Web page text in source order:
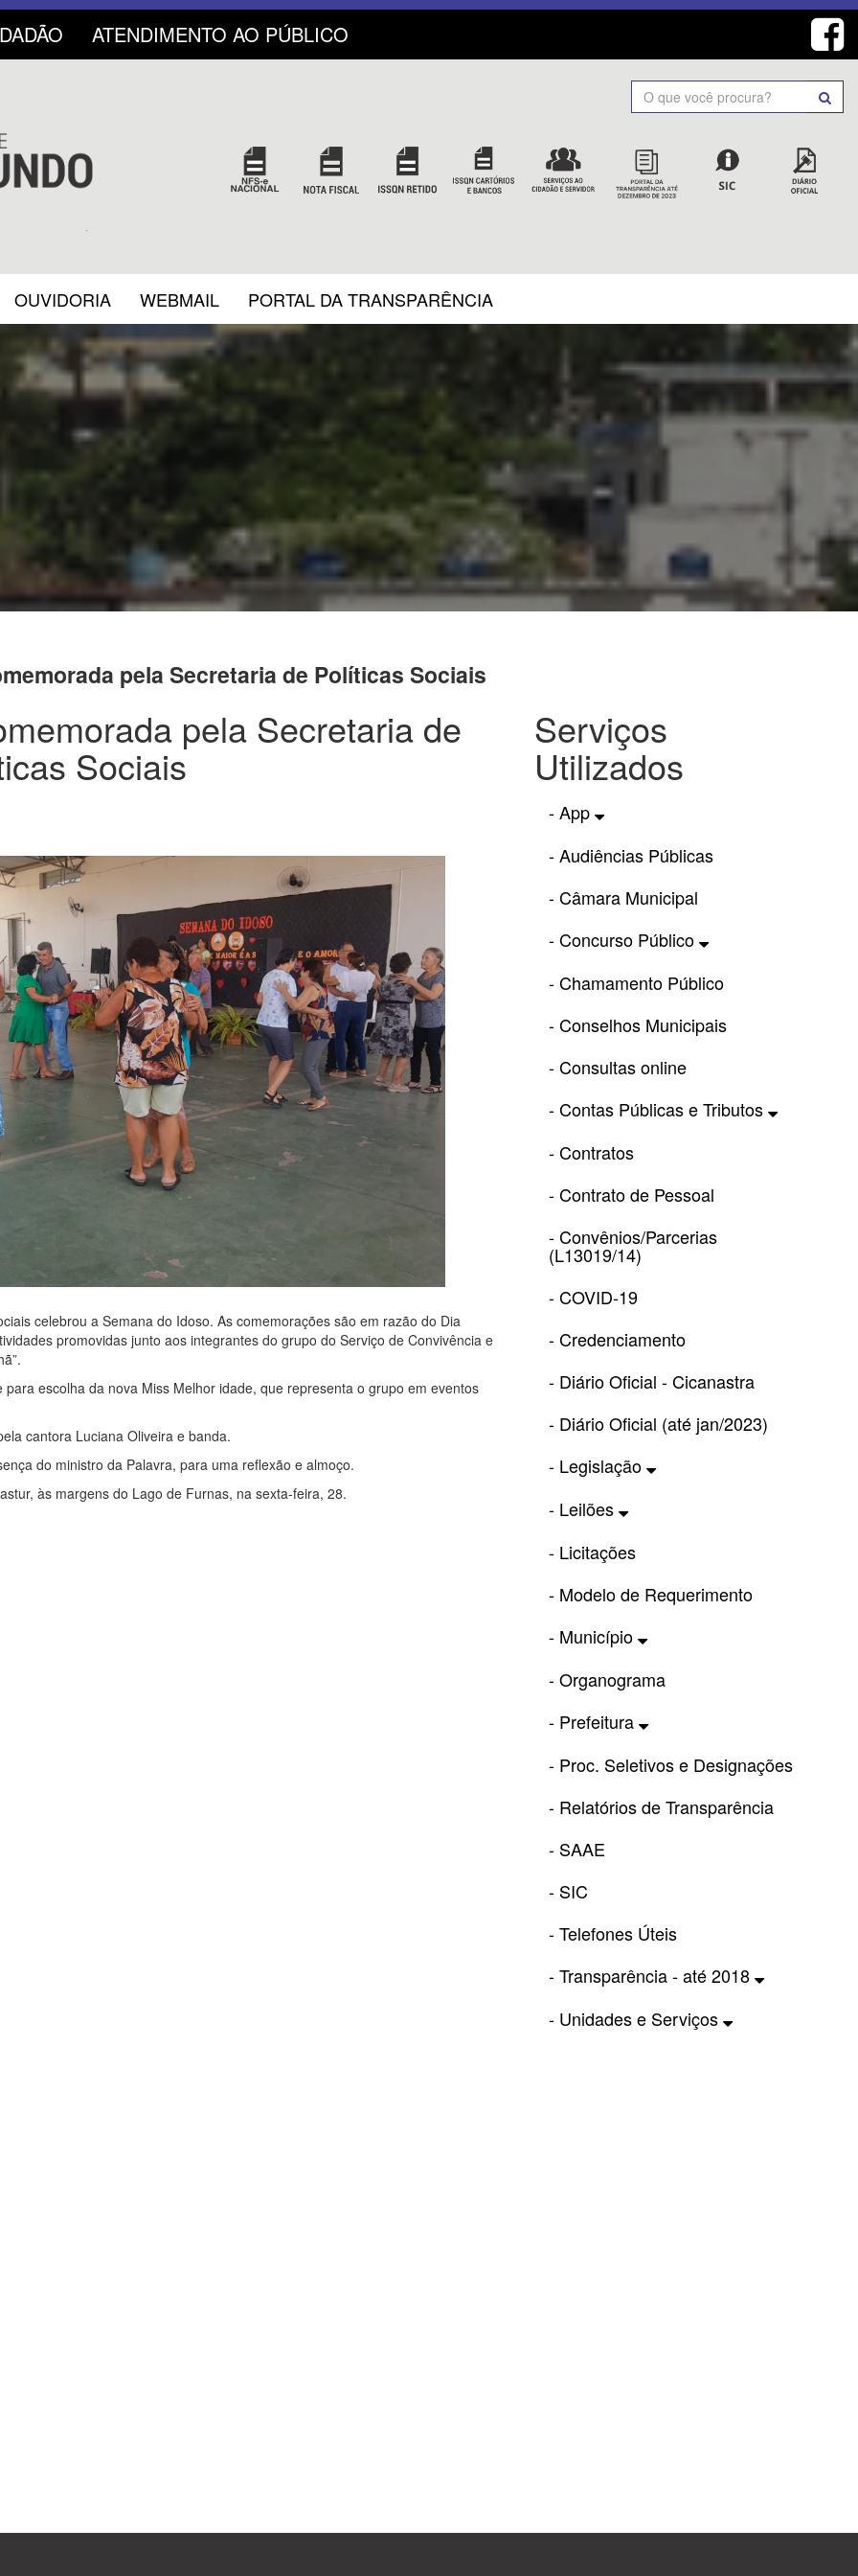
ATENDIMENTO AO PÚBLICO
Search
OUVIDORIA WEBMAIL PORTAL DA TRANSPARÊNCIA
pela Secretaria de Políticas Sociais
pela Secretaria de
Sociais
celebrou a Semana do Idoso. As comemorações são em razão do Dia
promovidas junto aos integrantes do grupo do Serviço de Convivência e
escolha da nova Miss Melhor idade, que representa o grupo em eventos
cantora Luciana Oliveira e banda.
do ministro da Palavra, para uma reflexão e almoço.
às margens do Lago de Furnas, na sexta-feira, 28.
Serviços
Utilizados
- App
- Audiências Públicas
- Câmara Municipal
- Concurso Público
- Chamamento Público
- Conselhos Municipais
- Consultas online
- Contas Públicas e Tributos
- Contratos
- Contrato de Pessoal
- Convênios/Parcerias
(L13019/14)
- COVID-19
- Credenciamento
- Diário Oficial - Cicanastra
- Diário Oficial (até jan/2023)
- Legislação
- Leilões
- Licitações
- Modelo de Requerimento
- Município
- Organograma
- Prefeitura
- Proc. Seletivos e Designações
- Relatórios de Transparência
- SAAE
- SIC
- Telefones Úteis
- Transparência - até 2018
- Unidades e Serviços